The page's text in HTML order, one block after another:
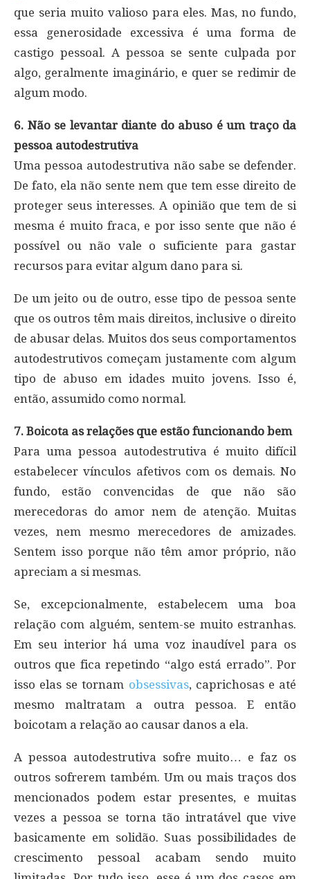
que seria muito valioso para eles. Mas, no fundo,
essa generosidade excessiva é uma forma de
castigo pessoal. A pessoa se sente culpada por
algo, geralmente imaginário, e quer se redimir de
algum modo.
6. Não se levantar diante do abuso é um traço da
pessoa autodestrutiva
Uma pessoa autodestrutiva não sabe se defender.
De fato, ela não sente nem que tem esse direito de
proteger seus interesses. A opinião que tem de si
mesma é muito fraca, e por isso sente que não é
possível ou não vale o suficiente para gastar
recursos para evitar algum dano para si.
De um jeito ou de outro, esse tipo de pessoa sente
que os outros têm mais direitos, inclusive o direito
de abusar delas. Muitos dos seus comportamentos
autodestrutivos começam justamente com algum
tipo de abuso em idades muito jovens. Isso é,
então, assumido como normal.
7. Boicota as relações que estão funcionando bem
Para uma pessoa autodestrutiva é muito difícil
estabelecer vínculos afetivos com os demais. No
fundo, estão convencidas de que não são
merecedoras do amor nem de atenção. Muitas
vezes, nem mesmo merecedores de amizades.
Sentem isso porque não têm amor próprio, não
apreciam a si mesmas.
Se, excepcionalmente, estabelecem uma boa
relação com alguém, sentem-se muito estranhas.
Em seu interior há uma voz inaudível para os
outros que fica repetindo “algo está errado”. Por
isso elas se tornam obsessivas, caprichosas e até
mesmo maltratam a outra pessoa. E então
boicotam a relação ao causar danos a ela.
A pessoa autodestrutiva sofre muito… e faz os
outros sofrerem também. Um ou mais traços dos
mencionados podem estar presentes, e muitas
vezes a pessoa se torna tão intratável que vive
basicamente em solidão. Suas possibilidades de
crescimento pessoal acabam sendo muito